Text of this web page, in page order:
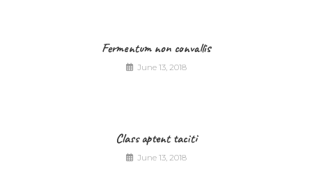
Fermentum non convallis
June 13, 2018
Class aptent taciti
June 13, 2018